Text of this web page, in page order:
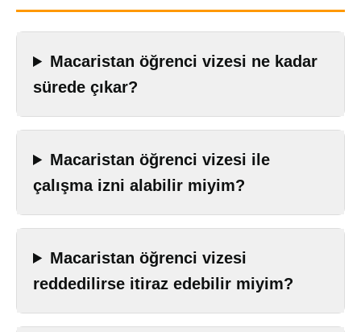
Macaristan öğrenci vizesi ne kadar
sürede çıkar?
Macaristan öğrenci vizesi ile
çalışma izni alabilir miyim?
Macaristan öğrenci vizesi
reddedilirse itiraz edebilir miyim?